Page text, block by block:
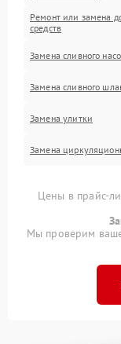
Ремонт или замена
средств
Замена сливного
Замена сливного
Замена улитки
Замена
Цены в прайс-
Мы проверим